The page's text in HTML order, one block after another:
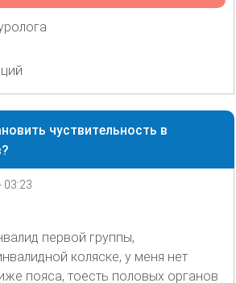
чуствительность в
03:23
первой группы,
коляске, у меня нет
пояса, тоесть половых органов